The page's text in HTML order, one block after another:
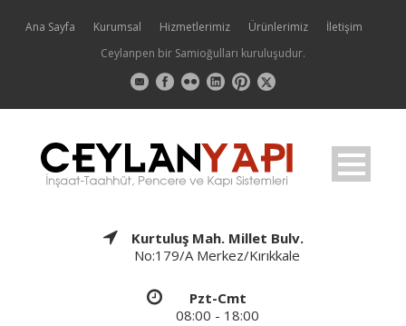
Ana Sayfa Kurumsal Hizmetlerimiz Ürünlerimiz
İletişim
Ceylanpen bir Samioğulları kuruluşudur.
Kurtuluş Mah. Millet Bulv.
No:179/A Merkez/Kırıkkale
Pzt-Cmt
08:00 - 18:00